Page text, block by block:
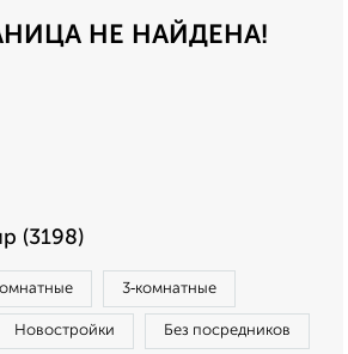
НЕ НАЙДЕНА!
(3198)
3‑комнатные
Новостройки Без посредников